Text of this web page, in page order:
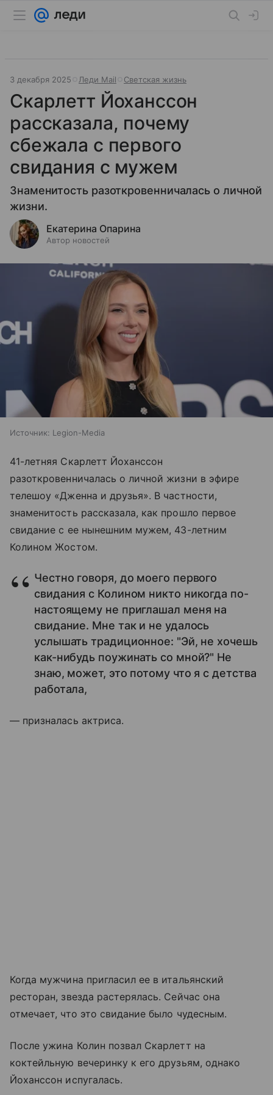
3 декабря 2025 Леди Mail Светская жизнь
Скарлетт Йоханссон
рассказала, почему
сбежала с первого
свидания с мужем
Знаменитость разоткровенничалась о личной
жизни.
Екатерина Опарина
Автор новостей
Источник: Legion-Media
41-летняя Скарлетт Йоханссон
разоткровенничалась о личной жизни в эфире
телешоу «Дженна и друзья». В частности,
знаменитость рассказала, как прошло первое
свидание с ее нынешним мужем, 43-летним
Колином Жостом.
Честно говоря, до моего первого
свидания с Колином никто никогда по-
настоящему не приглашал меня на
свидание. Мне так и не удалось
услышать традиционное: "Эй, не хочешь
как-нибудь поужинать со мной?" Не
знаю, может, это потому что я с детства
работала,
— призналась актриса.
Когда мужчина пригласил ее в итальянский
ресторан, звезда растерялась. Сейчас она
отмечает, что это свидание было чудесным.
После ужина Колин позвал Скарлетт на
коктейльную вечеринку к его друзьям, однако
Йоханссон испугалась.